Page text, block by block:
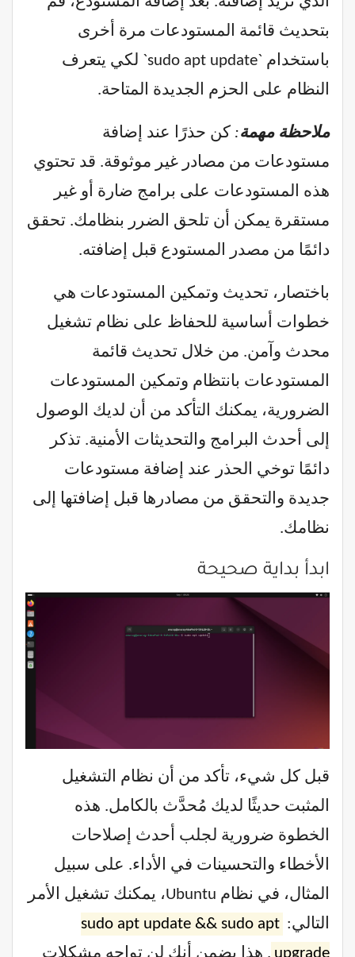
بتحديث قائمة المستودعات مرة أخرى
باستخدام `sudo apt update` لكي يتعرف
النظام على الحزم الجديدة المتاحة.
ملاحظة مهمة: كن حذرًا عند إضافة
مستودعات من مصادر غير موثوقة. قد تحتوي
هذه المستودعات على برامج ضارة أو غير
مستقرة يمكن أن تلحق الضرر بنظامك. تحقق
دائمًا من مصدر المستودع قبل إضافته.
باختصار، تحديث وتمكين المستودعات هي
خطوات أساسية للحفاظ على نظام تشغيل
محدث وآمن. من خلال تحديث قائمة
المستودعات بانتظام وتمكين المستودعات
الضرورية، يمكنك التأكد من أن لديك الوصول
إلى أحدث البرامج والتحديثات الأمنية. تذكر
دائمًا توخي الحذر عند إضافة مستودعات
جديدة والتحقق من مصادرها قبل إضافتها إلى
نظامك.
ابدأ بداية صحيحة
قبل كل شيء، تأكد من أن نظام التشغيل
المثبت حديثًا لديك مُحدَّث بالكامل. هذه
الخطوة ضرورية لجلب أحدث إصلاحات
الأخطاء والتحسينات في الأداء. على سبيل
المثال، في نظام Ubuntu، يمكنك تشغيل الأمر
التالي: sudo apt update && sudo apt
upgrade . هذا يضمن أنك لن تواجه مشكلات